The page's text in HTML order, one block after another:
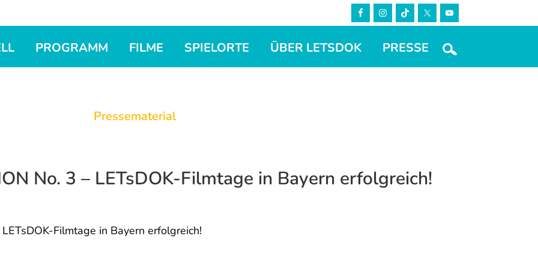
PROGRAMM FILME SPIELORTE ÜBER LETSDOK PRESSE
Pressematerial
No. 3 – LETsDOK-Filmtage in Bayern erfolgreich!
LETsDOK-Filmtage in Bayern erfolgreich!